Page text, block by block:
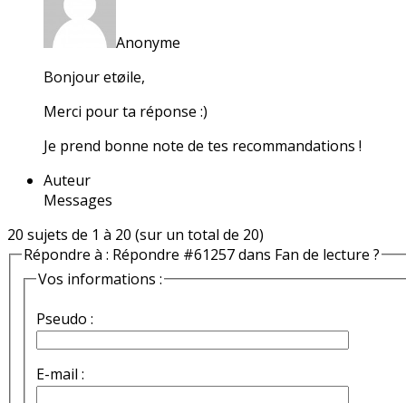
Anonyme
Bonjour etøile,
Merci pour ta réponse :)
Je prend bonne note de tes recommandations !
Auteur
Messages
20 sujets de 1 à 20 (sur un total de 20)
Répondre à : Répondre #61257 dans Fan de lecture ?
Vos informations :
Pseudo :
E-mail :